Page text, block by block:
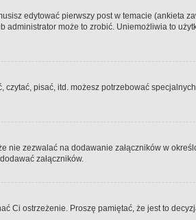
edytować pierwszy post w temacie (ankieta
może to zrobić. Uniemożliwia to
pisać, itd. możesz potrzebować
zezwalać na dodawanie załączników w
załączników.
Ci ostrzeżenie. Proszę pamiętać, że jest to